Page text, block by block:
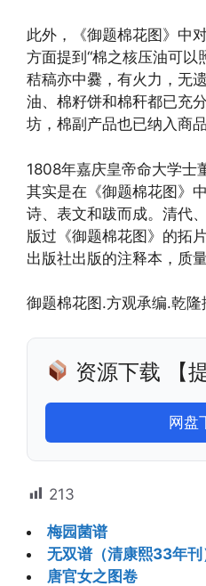
此外，《御题棉花图》中
方面提到“棉之核压油可
秸稿亦中爨，有火力，无
油、棉籽饼和棉秆都已充
坊，棉副产品也已纳入商品
1808年嘉庆皇帝命大学士
其实是在《御题棉花图》
诗、表文和跋而成。清代
版过《御题棉花图》的拓
出版社出版的注释本，质
御题棉花图.方观承编.乾
资源下载 【
网盘
213
梅园菌谱
无双谱（清康熙33年刊
唐官女之图卷